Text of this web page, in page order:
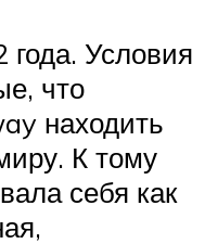
года. Условия
что
находить
К тому
себя как